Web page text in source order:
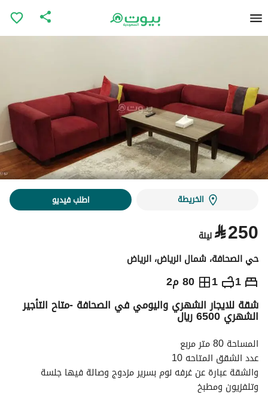
الخريطة اطلب فيديو
⃁250 ليلة
حي الصحافة، شمال الرياض، الرياض
1
1 80 م2 ⃁
250 يومياً
السياحة الاماكن القريبة
شقة للايجار الشهري واليومي في الصحافة -متاح التأجير
الشهري 6500 ريال
المساحة 80 متر مربع
عدد الشقق المتاحه 10
وتلفزيون ومطبخ